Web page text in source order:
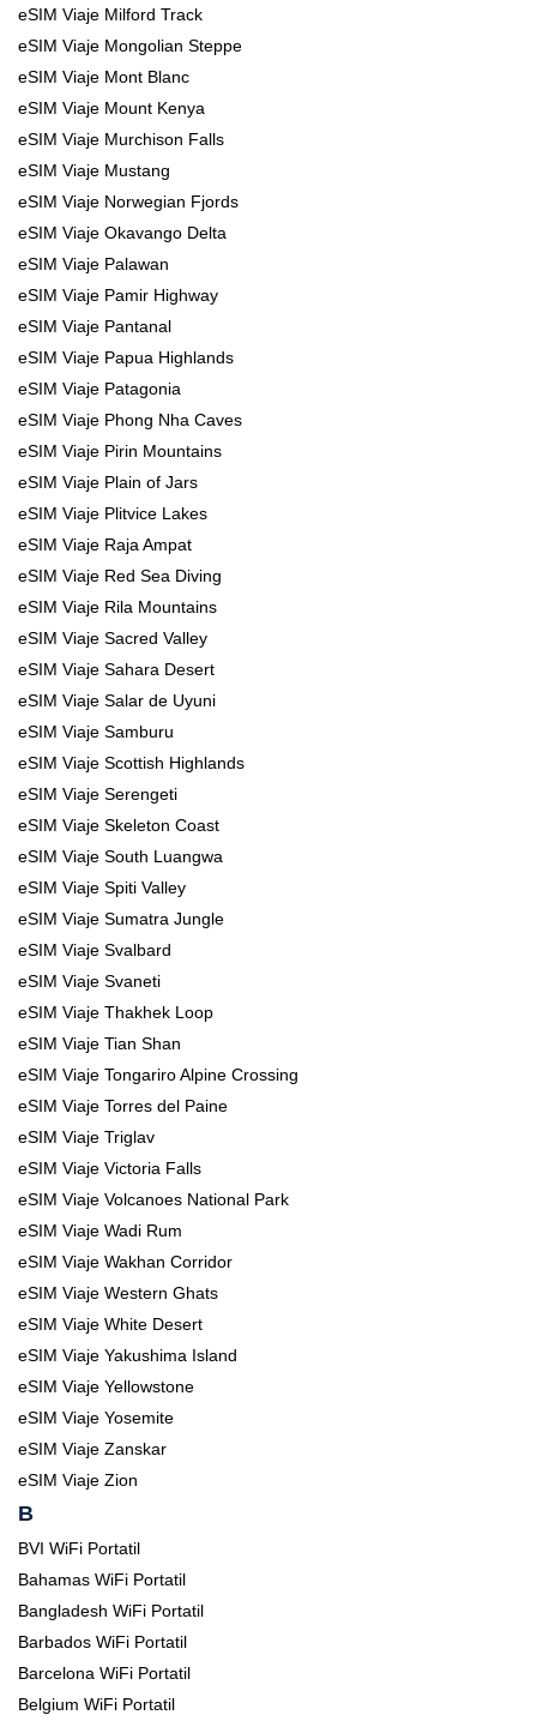
eSIM Viaje Milford Track
eSIM Viaje Mongolian Steppe
eSIM Viaje Mont Blanc
eSIM Viaje Mount Kenya
eSIM Viaje Murchison Falls
eSIM Viaje Mustang
eSIM Viaje Norwegian Fjords
eSIM Viaje Okavango Delta
eSIM Viaje Palawan
eSIM Viaje Pamir Highway
eSIM Viaje Pantanal
eSIM Viaje Papua Highlands
eSIM Viaje Patagonia
eSIM Viaje Phong Nha Caves
eSIM Viaje Pirin Mountains
eSIM Viaje Plain of Jars
eSIM Viaje Plitvice Lakes
eSIM Viaje Raja Ampat
eSIM Viaje Red Sea Diving
eSIM Viaje Rila Mountains
eSIM Viaje Sacred Valley
eSIM Viaje Sahara Desert
eSIM Viaje Salar de Uyuni
eSIM Viaje Samburu
eSIM Viaje Scottish Highlands
eSIM Viaje Serengeti
eSIM Viaje Skeleton Coast
eSIM Viaje South Luangwa
eSIM Viaje Spiti Valley
eSIM Viaje Sumatra Jungle
eSIM Viaje Svalbard
eSIM Viaje Svaneti
eSIM Viaje Thakhek Loop
eSIM Viaje Tian Shan
eSIM Viaje Tongariro Alpine Crossing
eSIM Viaje Torres del Paine
eSIM Viaje Triglav
eSIM Viaje Victoria Falls
eSIM Viaje Volcanoes National Park
eSIM Viaje Wadi Rum
eSIM Viaje Wakhan Corridor
eSIM Viaje Western Ghats
eSIM Viaje White Desert
eSIM Viaje Yakushima Island
eSIM Viaje Yellowstone
eSIM Viaje Yosemite
eSIM Viaje Zanskar
eSIM Viaje Zion
B
BVI WiFi Portatil
Bahamas WiFi Portatil
Bangladesh WiFi Portatil
Barbados WiFi Portatil
Barcelona WiFi Portatil
Belgium WiFi Portatil